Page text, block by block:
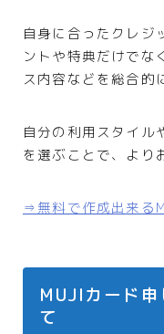
自身に合ったクレジ
ントや特典だけでな
ス内容などを総合的
自分の利用スタイル
を選ぶことで、より
⇒無料で作成出来る
MUJIカード
て